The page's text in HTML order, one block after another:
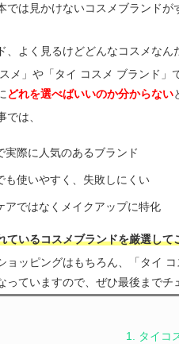
では見かけないコスメブランド
、よく見るけどどんなコスメな
メ」や「タイ コスメ ブランド
どれを選べばいいのか分からない
では、
実際に人気のあるブランド
も使いやすく、失敗しにくい
アではなくメイクアップに特化
ているコスメブランドを厳選して
ョッピングはもちろん、「タイ
っていますので、ぜひ最後までチ
1. タイコ